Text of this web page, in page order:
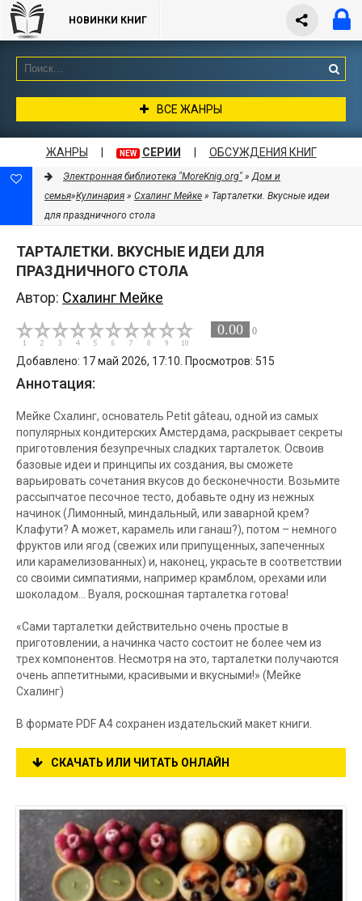
НОВИНКИ КНИГ
ВСЕ ЖАНРЫ
ЖАНРЫ NEW СЕРИИ ОБСУЖДЕНИЯ КНИГ
Электронная библиотека "MoreKnig.org" »Дом и
семья»Кулинария » Схалинг Мейке » Тарталетки. Вкусные идеи
для праздничного стола
ТАРТАЛЕТКИ. ВКУСНЫЕ ИДЕИ ДЛЯ
ПРАЗДНИЧНОГО СТОЛА
Автор: Схалинг Мейке
0.00 0
Добавлено: 17 май 2026, 17:10. Просмотров: 515
Аннотация:
Мейке Схалинг, основатель Petit gâteau, одной из самых
популярных кондитерских Амстердама, раскрывает секреты
приготовления безупречных сладких тарталеток. Освоив
базовые идеи и принципы их создания, вы сможете
варьировать сочетания вкусов до бесконечности. Возьмите
рассыпчатое песочное тесто, добавьте одну из нежных
начинок (Лимонный, миндальный, или заварной крем?
Клафути? А может, карамель или ганаш?), потом – немного
фруктов или ягод (свежих или припущенных, запеченных
или карамелизованных) и, наконец, украсьте в соответствии
со своими симпатиями, например крамблом, орехами или
шоколадом… Вуаля, роскошная тарталетка готова!
«Сами тарталетки действительно очень простые в
приготовлении, а начинка часто состоит не более чем из
трех компонентов. Несмотря на это, тарталетки получаются
очень аппетитными, красивыми и вкусными!» (Мейке
Схалинг)
В формате PDF A4 сохранен издательский макет книги.
СКАЧАТЬ ИЛИ ЧИТАТЬ ОНЛАЙН